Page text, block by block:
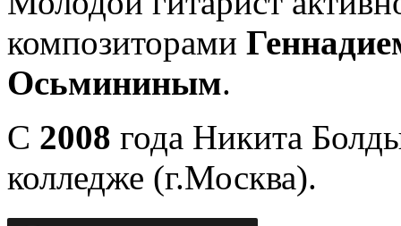
композиторами
Осьмининым.
С 2008 года Никита
колледже (г.Москва).